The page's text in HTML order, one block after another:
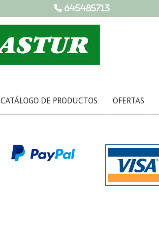
645485713
CATÁLOGO DE PRODUCTOS OFERTAS